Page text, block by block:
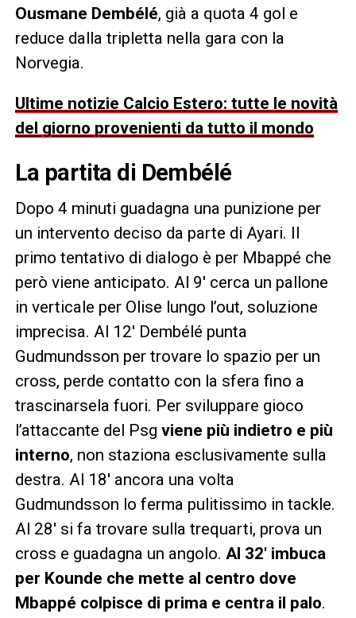
Ousmane Dembélé, già a quota 4 gol e
reduce dalla tripletta nella gara con la
Norvegia.
Ultime notizie Calcio Estero: tutte le novità
del giorno provenienti da tutto il mondo
La partita di Dembélé
Dopo 4 minuti guadagna una punizione per
un intervento deciso da parte di Ayari. Il
primo tentativo di dialogo è per Mbappé che
però viene anticipato. Al 9′ cerca un pallone
in verticale per Olise lungo l’out, soluzione
imprecisa. Al 12′ Dembélé punta
Gudmundsson per trovare lo spazio per un
cross, perde contatto con la sfera fino a
trascinarsela fuori. Per sviluppare gioco
l’attaccante del Psg viene più indietro e più
interno, non staziona esclusivamente sulla
destra. Al 18′ ancora una volta
Gudmundsson lo ferma pulitissimo in tackle.
Al 28′ si fa trovare sulla trequarti, prova un
cross e guadagna un angolo. Al 32′ imbuca
per Kounde che mette al centro dove
Mbappé colpisce di prima e centra il palo.